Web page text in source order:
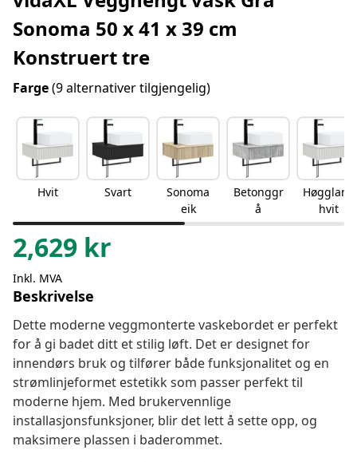
Sonoma 50 x 41 x 39 cm
Konstruert tre
Farge(9 alternativer tilgjengelig)
Hvit Svart
Sonoma
eik
Betonggr
å
Høgglans
hvit
2,629 kr
Inkl. MVA
Beskrivelse
Dette moderne veggmonterte vaskebordet er perfekt
for å gi badet ditt et stilig løft. Det er designet for
innendørs bruk og tilfører både funksjonalitet og en
strømlinjeformet estetikk som passer perfekt til
moderne hjem. Med brukervennlige
installasjonsfunksjoner, blir det lett å sette opp, og
maksimere plassen i baderommet.